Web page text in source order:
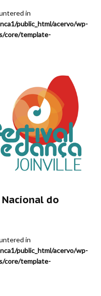
in
public_html/acervo/wp-
core/template-
do
in
public_html/acervo/wp-
core/template-